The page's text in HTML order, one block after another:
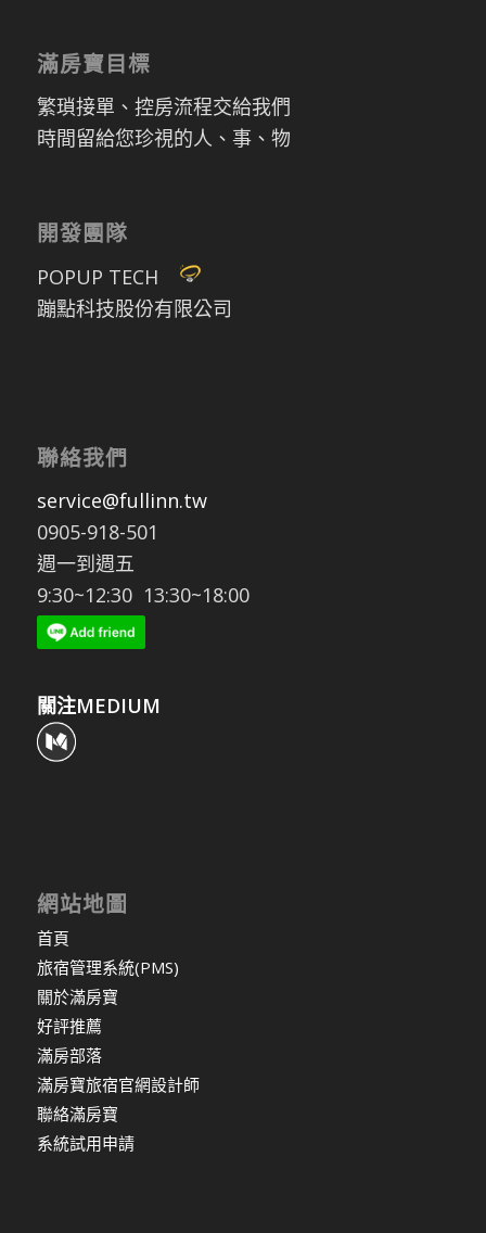
滿房寶目標
繁瑣接單、控房流程交給我們
時間留給您珍視的人、事、物
開發團隊
POPUP TECH
蹦點科技股份有限公司
聯絡我們
service@fullinn.tw
0905-918-501
週一到週五
9:30~12:30 13:30~18:00
關注MEDIUM
網站地圖
首頁
旅宿管理系統(PMS)
關於滿房寶
好評推薦
滿房部落
滿房寶旅宿官網設計師
聯絡滿房寶
系統試用申請